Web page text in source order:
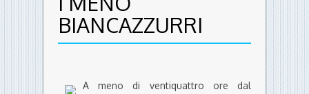
BIANCAZZURRI
A meno di ventiquattro ore dal